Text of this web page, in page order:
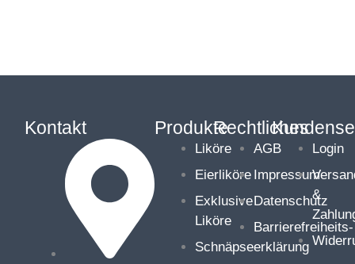
Kontakt Produkte
Liköre
Eierliköre
Exklusive
Liköre
Schnäpse
Rechtliches
AGB
Impressum
Datenschutz
Barrierefreiheits­
erklärung
Login
&